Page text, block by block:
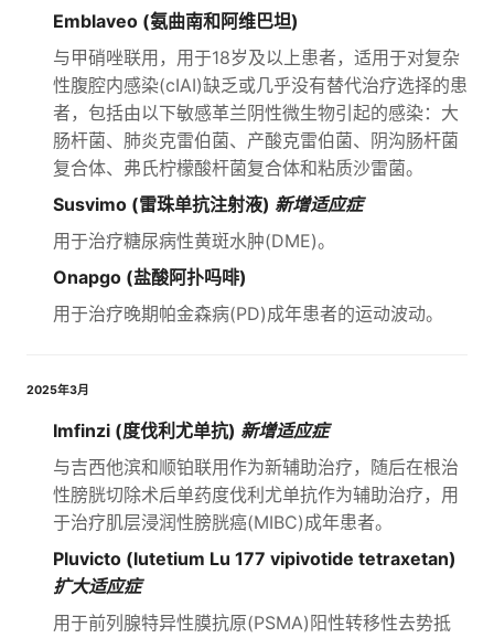
Emblaveo (氨曲南和阿维巴坦)
与甲硝唑联用，用于18岁及以上患者，适用于对复杂
性腹腔内感染(cIAI)缺乏或几乎没有替代治疗选择的患
者，包括由以下敏感革兰阴性微生物引起的感染：大
肠杆菌、肺炎克雷伯菌、产酸克雷伯菌、阴沟肠杆菌
复合体、弗氏柠檬酸杆菌复合体和粘质沙雷菌。
Susvimo (雷珠单抗注射液) 新增适应症
用于治疗糖尿病性黄斑水肿(DME)。
Onapgo (盐酸阿扑吗啡)
用于治疗晚期帕金森病(PD)成年患者的运动波动。
2025年3月
Imfinzi (度伐利尤单抗) 新增适应症
与吉西他滨和顺铂联用作为新辅助治疗，随后在根治
性膀胱切除术后单药度伐利尤单抗作为辅助治疗，用
于治疗肌层浸润性膀胱癌(MIBC)成年患者。
Pluvicto (lutetium Lu 177 vipivotide tetraxetan)
扩大适应症
用于前列腺特异性膜抗原(PSMA)阳性转移性去势抵